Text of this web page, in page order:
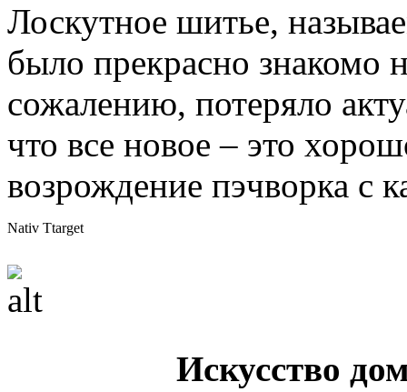
Лоскутное шитье,
было прекрасно
сожалению, потеряло
что все новое – это
возрождение пэчворка с
Nativ Ttarget
Искусство